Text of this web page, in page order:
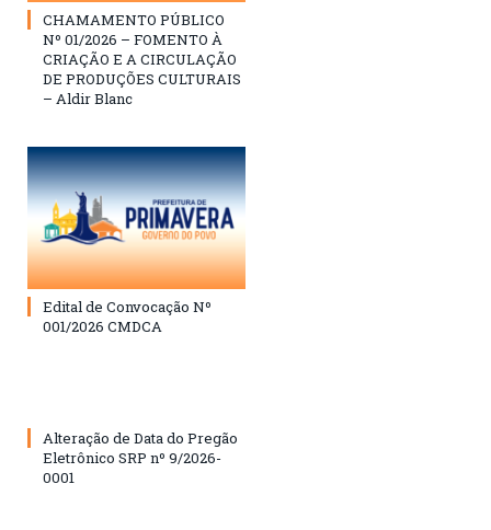
CHAMAMENTO PÚBLICO
Nº 01/2026 – FOMENTO À
CRIAÇÃO E A CIRCULAÇÃO
DE PRODUÇÕES CULTURAIS
– Aldir Blanc
Edital de Convocação Nº
001/2026 CMDCA
Alteração de Data do Pregão
Eletrônico SRP nº 9/2026-
0001